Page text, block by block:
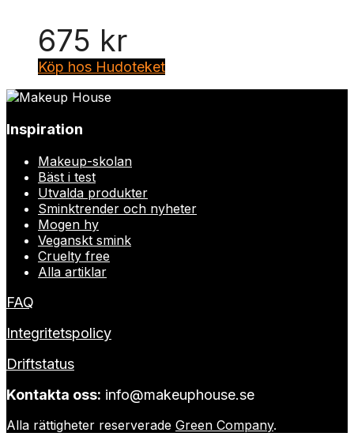
675 kr
Köp hos Hudoteket
Inspiration
Makeup-skolan
Bäst i test
Utvalda produkter
Sminktrender och nyheter
Mogen hy
Veganskt smink
Cruelty free
Alla artiklar
FAQ
Integritetspolicy
Driftstatus
Kontakta oss: info@makeuphouse.se
Alla rättigheter reserverade Green Company.